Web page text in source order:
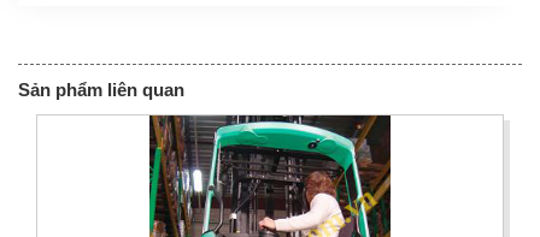
Sản phẩm liên quan